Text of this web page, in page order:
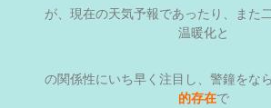
が、現在の天気予報であったり、また
温暖化と
の関係性にいち早く注目し、警鐘をな
的存在で